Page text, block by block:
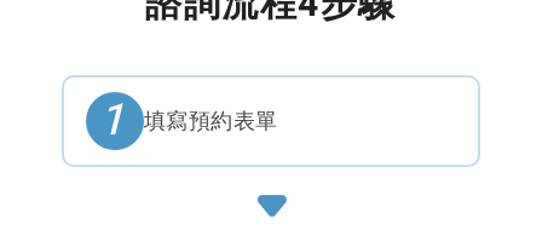
1 填寫預約表單